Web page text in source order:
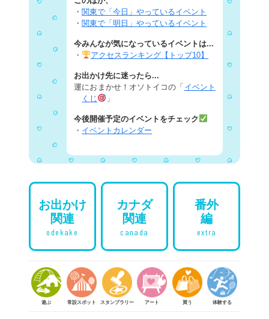
・ 関東で「今日」やっているイベント
・ 関東で「明日」やっているイベント
今みんなが気になっているイベントは...
・
アクセスランキング【トップ10】
お出かけ先に迷ったら...
運におまかせ！オソトイコの「 イベント
くじ
」
今後開催予定のイベントをチェック
・ イベントカレンダー
お出かけ
関連
odekake
カナダ
関連
canada
番外
編
extra
常設スポット スタンプラリー アート 買う 体験する 食べる